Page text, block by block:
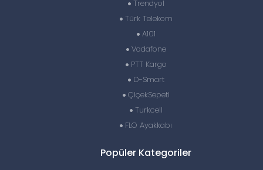
Trendyol
Türk Telekom
A101
Vodafone
PTT Kargo
D-Smart
ÇiçekSepeti
Turkcell
FLO Ayakkabı
Popüler Kategoriler